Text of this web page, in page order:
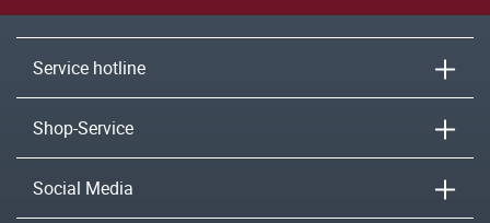
Service hotline
Shop-Service
Social Media